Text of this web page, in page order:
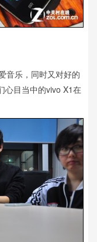
音乐，同时又对好的
心目当中的vivo X1在